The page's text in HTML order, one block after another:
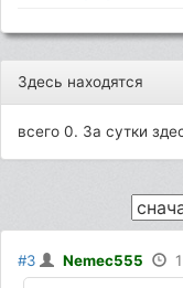
Здесь находятся
всего 0. За сутки
#3 Nemec555